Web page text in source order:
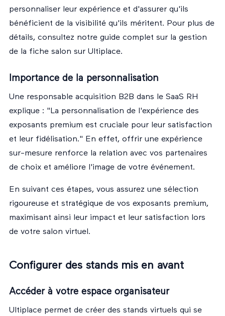
personnaliser leur expérience et d'assurer qu'ils
bénéficient de la visibilité qu'ils méritent. Pour plus de
détails, consultez notre guide complet sur la gestion
de la fiche salon sur Ultiplace.
Importance de la personnalisation
Une responsable acquisition B2B dans le SaaS RH
explique : "La personnalisation de l'expérience des
exposants premium est cruciale pour leur satisfaction
et leur fidélisation." En effet, offrir une expérience
sur-mesure renforce la relation avec vos partenaires
de choix et améliore l'image de votre événement.
En suivant ces étapes, vous assurez une sélection
rigoureuse et stratégique de vos exposants premium,
maximisant ainsi leur impact et leur satisfaction lors
de votre salon virtuel.
Configurer des stands mis en avant
Accéder à votre espace organisateur
Ultiplace permet de créer des stands virtuels qui se